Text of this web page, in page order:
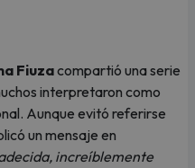
Fiuzacompartió una serie
interpretaron como
Aunque evitó referirse
un mensaje en
increíblemente